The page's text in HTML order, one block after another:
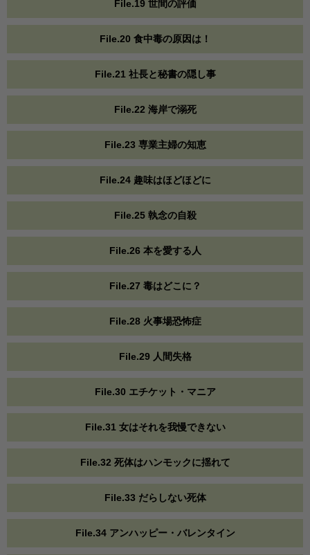
File.19 世間の評価
File.20 食中毒の原因は！
File.21 社長と秘書の隠し事
File.22 海岸で溺死
File.23 専業主婦の知恵
File.24 趣味はほどほどに
File.25 執念の自殺
File.26 本を愛する人
File.27 毒はどこに？
File.28 火事場恐怖症
File.29 人間失格
File.30 エチケット・マニア
File.31 女はそれを我慢できない
File.32 死体はハンモックに揺れて
File.33 だらしない死体
File.34 アンハッピー・バレンタイン